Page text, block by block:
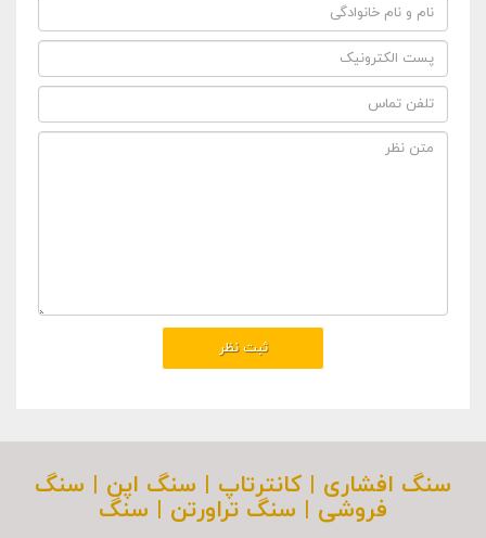
سنگ افشاری | کانترتاپ | سنگ اپن | سنگ
فروشی | سنگ تراورتن | سنگ